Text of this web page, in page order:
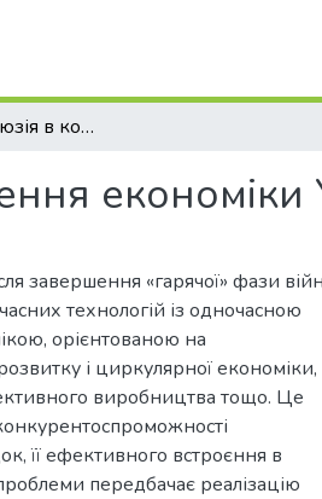
Фінансова інклюзія в контексті відновлення економіки України
економіки
завершення «гарячої» фази
технологій із одночасною
орієнтованою на
і циркулярної економіки,
виробництва тощо. Це
її ефективного встроєння в
передбачає реалізацію